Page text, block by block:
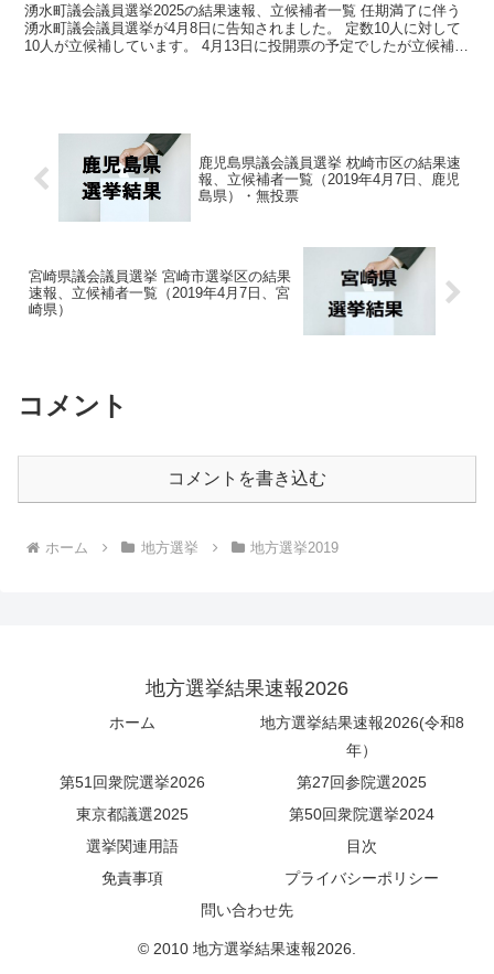
湧水町議会議員選挙2025の結果速報、立候補者一覧 任期満了に伴う
湧水町議会議員選挙が4月8日に告知されました。 定数10人に対して
10人が立候補しています。 4月13日に投開票の予定でしたが立候補者
鹿児島県議会議員選挙 枕崎市区の結果速
報、立候補者一覧（2019年4月7日、鹿児
島県）・無投票
宮崎県議会議員選挙 宮崎市選挙区の結果
速報、立候補者一覧（2019年4月7日、宮
崎県）
コメント
コメントを書き込む
ホーム 地方選挙 地方選挙2019
地方選挙結果速報2026
ホーム
地方選挙結果速報2026(令和8
年）
第51回衆院選挙2026
第27回参院選2025
東京都議選2025
第50回衆院選挙2024
選挙関連用語
目次
免責事項
プライバシーポリシー
問い合わせ先
© 2010 地方選挙結果速報2026.